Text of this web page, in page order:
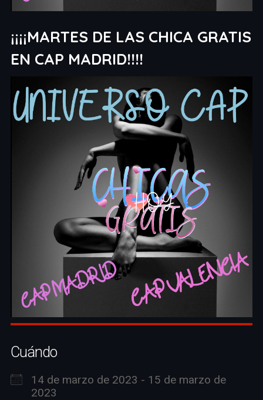
¡¡¡¡MARTES DE LAS CHICA GRATIS
EN CAP MADRID!!!!
Cuándo
14 de marzo de 2023 - 15 de marzo de
2023